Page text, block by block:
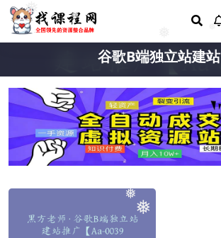
❅❅
❅
❅
❅
谷歌B端独立站建站